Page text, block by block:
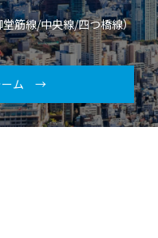
筋線/中央線/四つ橋線）
ーム →